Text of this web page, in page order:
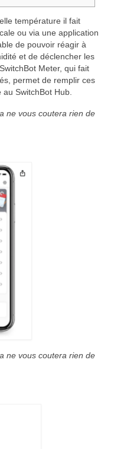
température il fait
ou via une application
de pouvoir réagir à
et de déclencher les
Meter, qui fait
permet de remplir ces
SwitchBot Hub.
ne vous coutera rien de
ne vous coutera rien de